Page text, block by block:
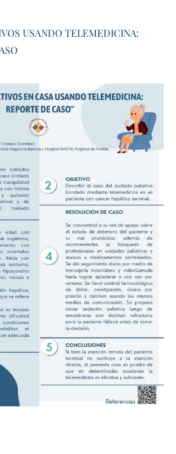
USANDO TELEMEDICINA: